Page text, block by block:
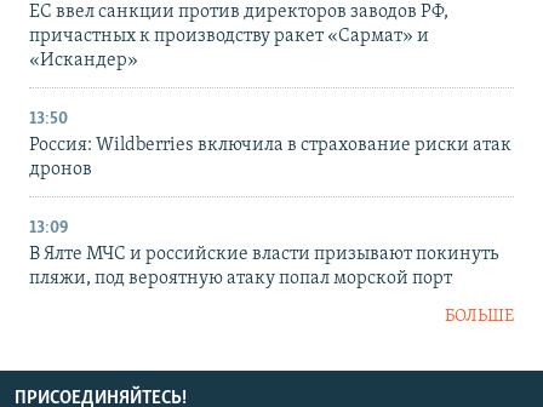
ЕС ввел санкции против директоров заводов РФ,
причастных к производству ракет «Сармат» и
«Искандер»
13:50
Россия: Wildberries включила в страхование риски атак
дронов
13:09
В Ялте МЧС и российские власти призывают покинуть
пляжи, под вероятную атаку попал морской порт
БОЛЬШЕ
ПРИСОЕДИНЯЙТЕСЬ!